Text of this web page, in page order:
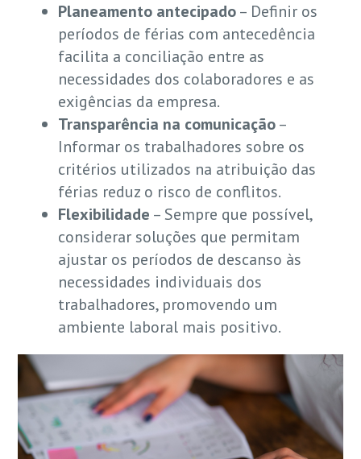
Planeamento antecipado– Definir os
períodos de férias com antecedência
facilita a conciliação entre as
necessidades dos colaboradores e as
exigências da empresa.
Transparência na comunicação–
Informar os trabalhadores sobre os
critérios utilizados na atribuição das
férias reduz o risco de conflitos.
Flexibilidade – Sempre que possível,
considerar soluções que permitam
ajustar os períodos de descanso às
necessidades individuais dos
trabalhadores, promovendo um
ambiente laboral mais positivo.